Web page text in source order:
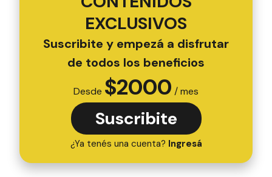
EXCLUSIVOS
Suscribite y empezá a disfrutar
de todos los beneficios
Desde $2000 / mes
Suscribite
¿Ya tenés una cuenta? Ingresá